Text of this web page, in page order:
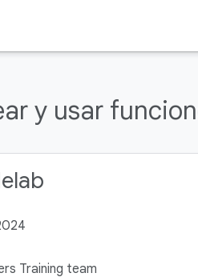
y usar
Training team